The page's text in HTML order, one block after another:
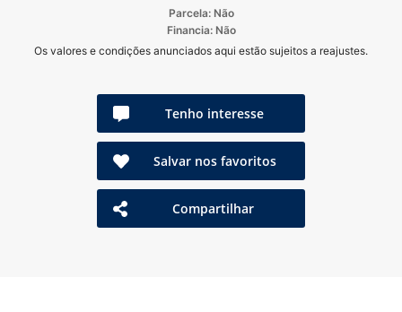
Parcela: Não
Financia: Não
Os valores e condições anunciados aqui estão sujeitos a reajustes.
Tenho interesse
Salvar nos favoritos
Compartilhar